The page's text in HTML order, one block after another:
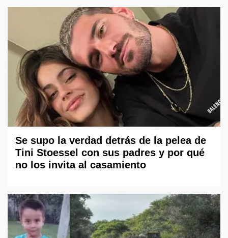
Se supo la verdad detrás de la pelea de
Tini Stoessel con sus padres y por qué
no los invita al casamiento